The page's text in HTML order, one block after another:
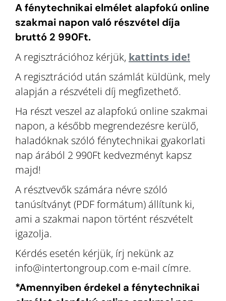
A fénytechnikai elmélet alapfokú online
szakmai napon való részvétel díja
bruttó 2 990Ft.
A regisztrációhoz kérjük, kattints ide!
A regisztrációd után számlát küldünk, mely
alapján a részvételi díj megfizethető.
Ha részt veszel az alapfokú online szakmai
napon, a később megrendezésre kerülő,
haladóknak szóló fénytechnikai gyakorlati
nap árából 2 990Ft kedvezményt kapsz
majd!
A résztvevők számára névre szóló
tanúsítványt (PDF formátum) állítunk ki,
ami a szakmai napon történt részvételt
igazolja.
Kérdés esetén kérjük, írj nekünk az
info@intertongroup.com e-mail címre.
*Amennyiben érdekel a fénytechnikai